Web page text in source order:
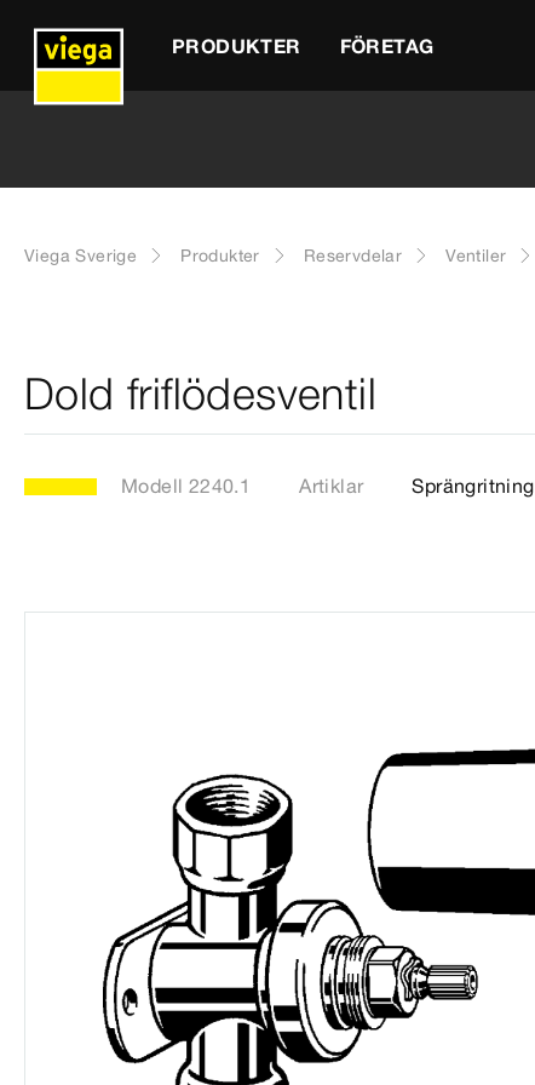
PRODUKTER FÖRETAG
Viega Sverige Produkter Reservdelar Ventiler
Dold friflödesventil
Modell 2240.1 Artiklar Sprängritning